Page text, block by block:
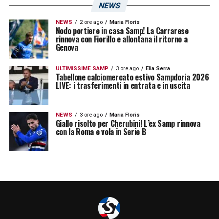
NEWS
NEWS 2 ore ago Maria Floris
Nodo portiere in casa Samp! La Carrarese
rinnova con Fiorillo e allontana il ritorno a
Genova
ULTIMISSIME SAMP 3 ore ago Elia Serra
Tabellone calciomercato estivo Sampdoria 2026
LIVE: i trasferimenti in entrata e in uscita
NEWS 3 ore ago Maria Floris
Giallo risolto per Cherubini! L’ex Samp rinnova
con la Roma e vola in Serie B